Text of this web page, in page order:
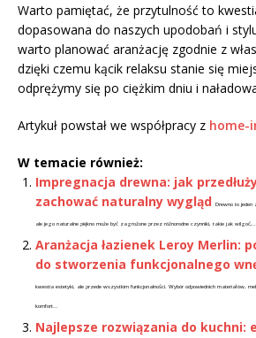
Warto pamiętać, że przytulność to
dopasowana do naszych upodobań i
warto planować aranżację zgodnie z
dzięki czemu kącik relaksu stanie się
odprężymy się po ciężkim dniu i
Artykuł powstał we współpracy z home-
W temacie również:
Impregnacja drewna: jak
zachować naturalny wygląd
Drewno to jeden
ale jego naturalne piękno może być zagrożone przez różnorodne czynniki, takie jak wilgoć,...
Aranżacja łazienek Leroy Merlin:
do stworzenia funkcjonalnego
kwestia estetyki, ale przede wszystkim funkcjonalności. Wybór odpowiednich materiałów,
komfort...
Najlepsze rozwiązania do kuchni: